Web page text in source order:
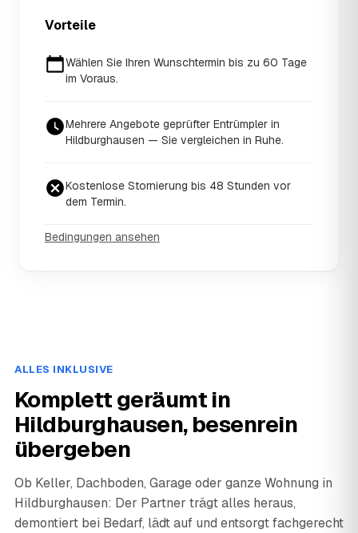
Vorteile
Wählen Sie Ihren Wunschtermin bis zu 60 Tage
im Voraus.
Mehrere Angebote geprüfter Entrümpler in
Hildburghausen — Sie vergleichen in Ruhe.
Kostenlose Stornierung bis 48 Stunden vor
dem Termin.
Bedingungen ansehen
ALLES INKLUSIVE
Komplett geräumt in
Hildburghausen, besenrein
übergeben
Ob Keller, Dachboden, Garage oder ganze Wohnung in
Hildburghausen: Der Partner trägt alles heraus,
demontiert bei Bedarf, lädt auf und entsorgt fachgerecht